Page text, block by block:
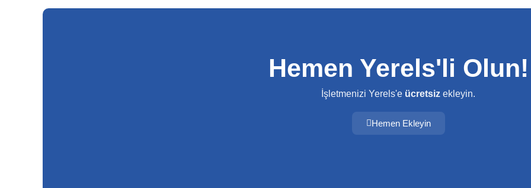
Hemen Yerels'li Olun!
İşletmenizi Yerels'e ücretsiz ekleyin.
Hemen Ekleyin